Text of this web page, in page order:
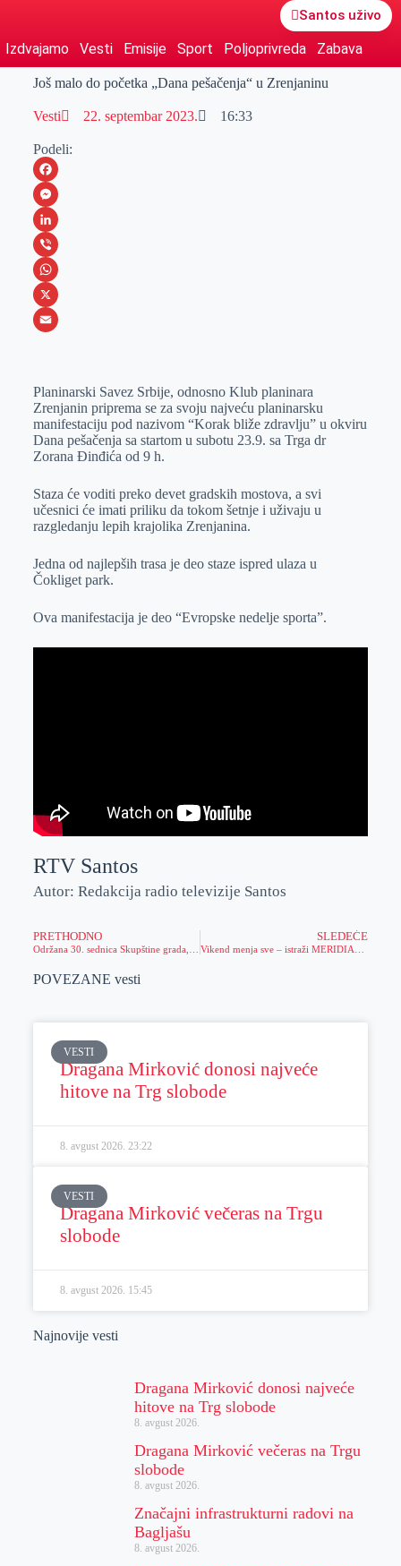
Santos uživo
Izdvajamo Vesti Emisije Sport Poljoprivreda Zabava
Još malo do početka „Dana pešačenja“ u Zrenjaninu
Vesti 22. septembar 2023. 16:33
Podeli:
F
a
c
e
b
o
M
e
s
s
e
e
r
L
i
n
k
I
n
V
i
b
W
h
s
A
p
X
a
i
l
Planinarski Savez Srbije, odnosno Klub planinara
Zrenjanin priprema se za svoju najveću planinarsku
manifestaciju pod nazivom “Korak bliže zdravlju” u okviru
Dana pešačenja sa startom u subotu 23.9. sa Trga dr
Zorana Đinđića od 9 h.
Staza će voditi preko devet gradskih mostova, a svi
učesnici će imati priliku da tokom šetnje i uživaju u
razgledanju lepih krajolika Zrenjanina.
Jedna od najlepših trasa je deo staze ispred ulaza u
Čokliget park.
Ova manifestacija je deo “Evropske nedelje sporta”.
RTV Santos
Autor: Redakcija radio televizije Santos
PRETHODNO SLEDEĆE
POVEZANE vesti
VESTI
Dragana Mirković donosi najveće
hitove na Trg slobode
8. avgust 2026. 23:22
VESTI
Dragana Mirković večeras na Trgu
slobode
8. avgust 2026. 15:45
Najnovije vesti
Dragana Mirković donosi najveće
hitove na Trg slobode
8. avgust 2026.
Dragana Mirković večeras na Trgu
slobode
8. avgust 2026.
Značajni infrastrukturni radovi na
Bagljašu
8. avgust 2026.